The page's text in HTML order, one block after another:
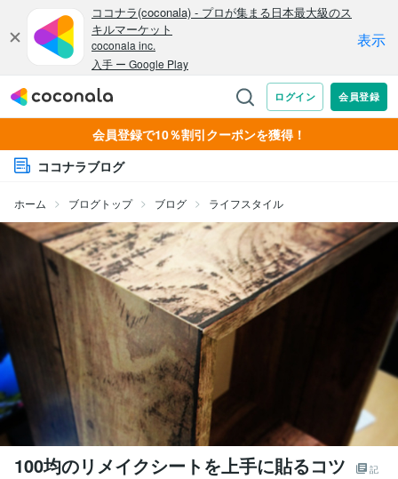
会員登録で10％割引クーポンを獲得！
ココナラブログ
ホーム ブログトップ ブログ ライフスタイル
100均のリメイクシートを上手に貼るコツ
記